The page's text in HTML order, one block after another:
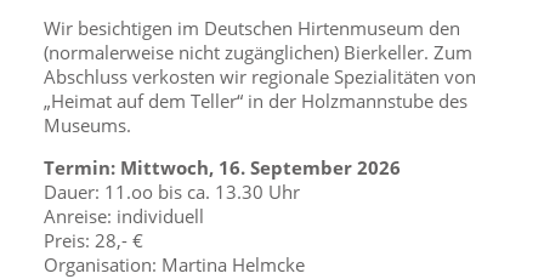
Wir besichtigen im Deutschen Hirtenmuseum den
(normalerweise nicht zugänglichen) Bierkeller. Zum
Abschluss verkosten wir regionale Spezialitäten von
„Heimat auf dem Teller“ in der Holzmannstube des
Museums.
Termin: Mittwoch, 16. September 2026
Dauer: 11.oo bis ca. 13.30 Uhr
Anreise: individuell
Preis: 28,- €
Organisation: Martina Helmcke